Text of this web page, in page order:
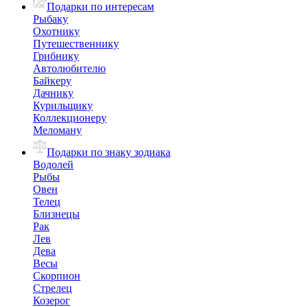
Подарки по интересам
Рыбаку
Охотнику
Путешественнику
Грибнику
Автолюбителю
Байкеру
Дачнику
Курильщику
Коллекционеру
Меломану
Подарки по знаку зодиака
Водолей
Рыбы
Овен
Телец
Близнецы
Рак
Лев
Дева
Весы
Скорпион
Стрелец
Козерог